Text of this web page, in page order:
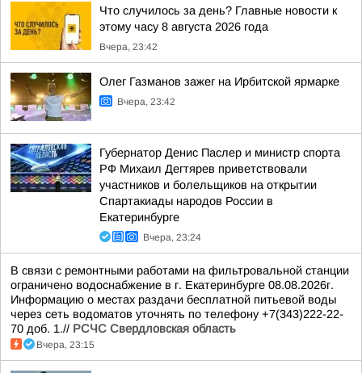
Что случилось за день? Главные новости к
этому часу 8 августа 2026 года
Вчера, 23:42
Олег Газманов зажег на Ирбитской ярмарке
Вчера, 23:42
Губернатор Денис Паслер и министр спорта
РФ Михаил Дегтярев приветствовали
участников и болельщиков на открытии
Спартакиады народов России в
Екатеринбурге
Вчера, 23:24
В связи с ремонтными работами на фильтровальной станции
ограничено водоснабжение в г. Екатеринбурге 08.08.2026г.
Информацию о местах раздачи бесплатной питьевой воды
через сеть водоматов уточнять по телефону +7(343)222-22-
70 доб. 1.// РСЧС Свердловская область
Вчера, 23:15